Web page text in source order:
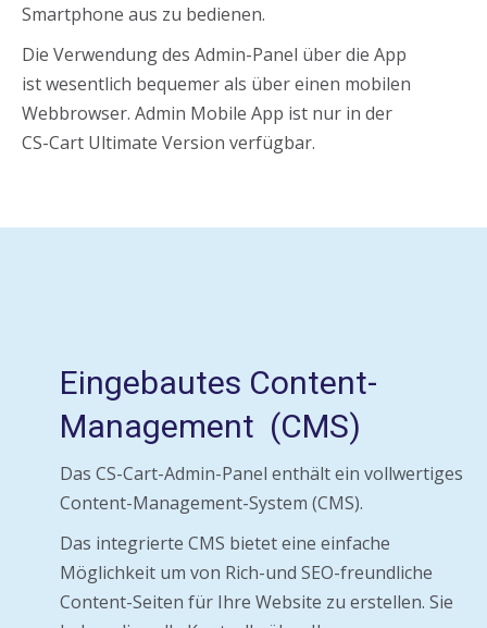
Smartphone aus zu bedienen.
Die Verwendung des Admin-Panel über die App
ist wesentlich bequemer als über einen mobilen
Webbrowser. Admin Mobile App ist nur in der
CS-Cart Ultimate Version verfügbar.
Eingebautes Content-
Management (CMS)
Das CS-Cart-Admin-Panel enthält ein vollwertiges
Content-Management-System (CMS).
Das integrierte CMS bietet eine einfache
Möglichkeit um von Rich-und SEO-freundliche
Content-Seiten für Ihre Website zu erstellen. Sie